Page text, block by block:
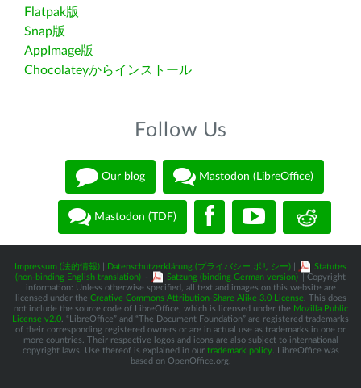
Flatpak版
Snap版
AppImage版
Chocolateyからインストール
Follow Us
Our blog Mastodon (LibreOffice)
Mastodon (TDF)
Impressum (法的情報) Datenschutzerklärung (プライバシー ポリシー)
Statutes
(non-binding English translation) - Satzung (binding German version)
| Copyright
information: Unless otherwise specified, all text and images on this website are
licensed under the Creative Commons Attribution-Share Alike 3.0 License. This does
not include the source code of LibreOffice, which is licensed under the Mozilla Public
License v2.0 . “LibreOffice” and “The Document Foundation” are registered trademarks
of their corresponding registered owners or are in actual use as trademarks in one or
more countries. Their respective logos and icons are also subject to international
copyright laws. Use thereof is explained in our trademark policy. LibreOffice was
based on OpenOffice.org.